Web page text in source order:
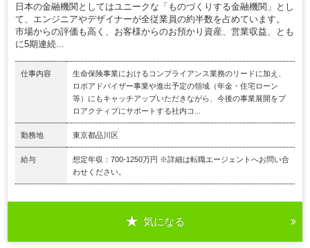
日本の金融機関としてはユニークな「ものづくりする金融機関」とし
て、エンジニアやデザイナーが全従業員の約半数を占めています。
市場からの評価も高く、お客様からのお預かり資産、営業収益、とも
に5期連続...
仕事内容
生命保険事業におけるコンプライアンス業務のリードに加え、
ロボアドバイザー事業や進出予定の領域（年金・住宅ローン
等）にもキャッチアップいただきながら、今後の事業展開をプ
ロアクティブにサポートする社内コ...
勤務地 東京都品川区
給与
想定年収：700-1250万円 ※詳細は転職エージェントへお問い合
わせください。
気になる